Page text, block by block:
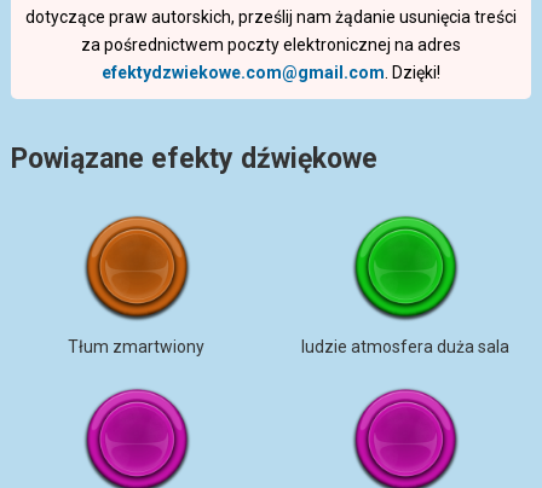
dotyczące praw autorskich, prześlij nam żądanie usunięcia treści
za pośrednictwem poczty elektronicznej na adres
efektydzwiekowe.com@gmail.com . Dzięki!
Powiązane efekty dźwiękowe
Tłum zmartwiony ludzie atmosfera duża sala